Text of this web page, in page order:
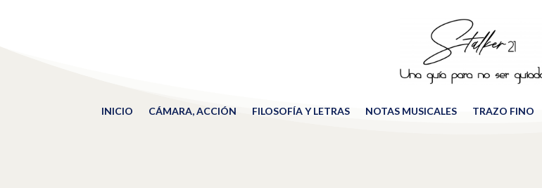
INICIO CÁMARA, ACCIÓN FILOSOFÍA Y LETRAS NOTAS MUSICALES TRAZO FINO